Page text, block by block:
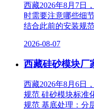
西藏2026年8月7日
时需要注意哪些细
结合此前的安装规
2026-08-07
西藏硅砂模块厂
西藏2026年8月6日
规范 硅砂模块标准
规范 基底处理‌：分